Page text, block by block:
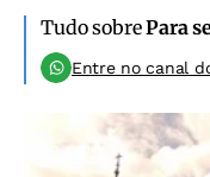
Tudo sobrePara
Entre no canal